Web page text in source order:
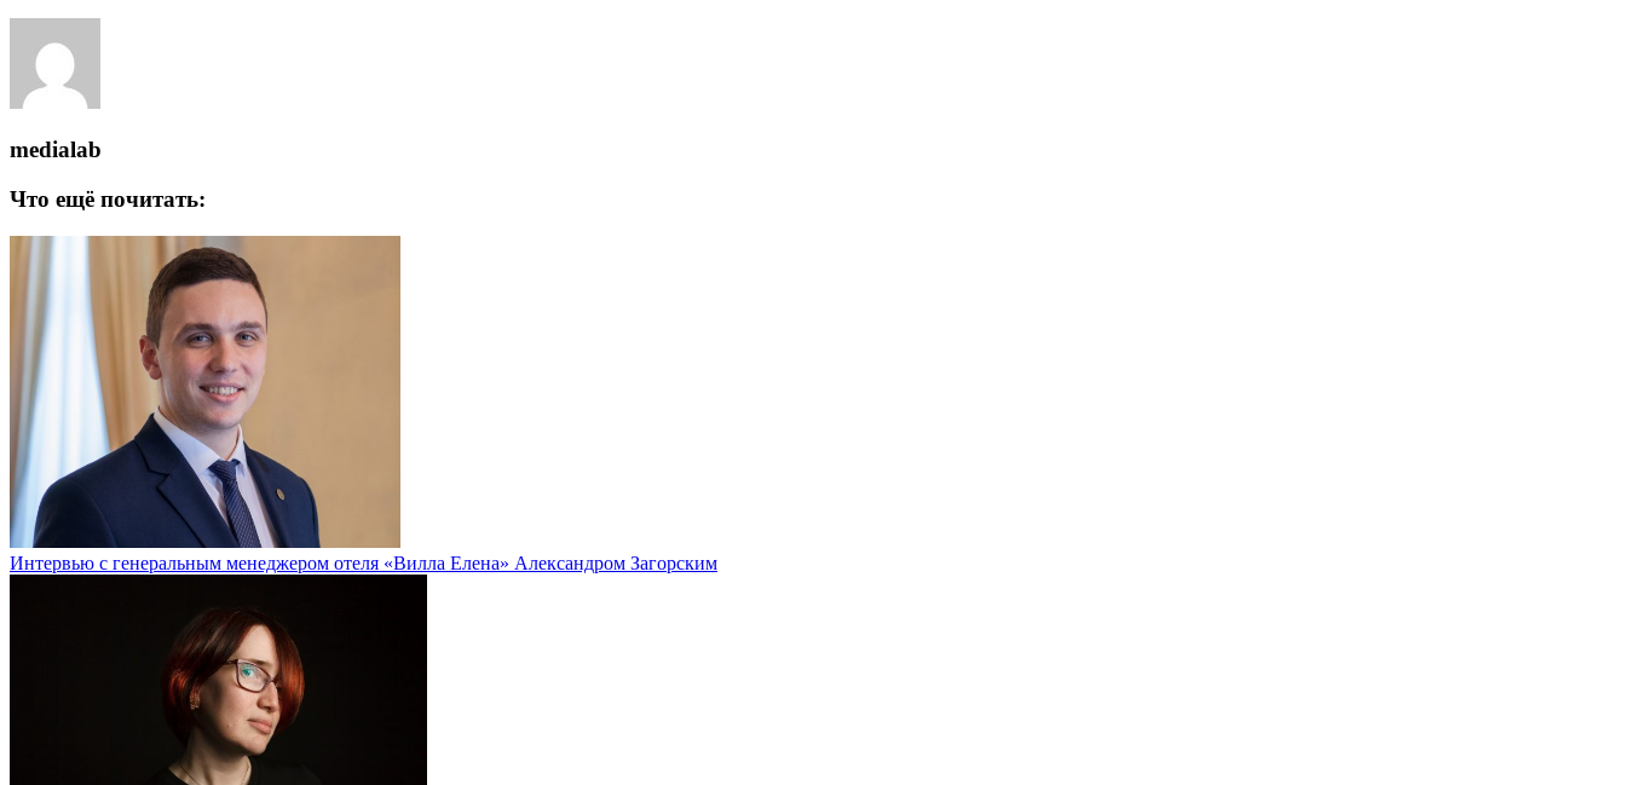
medialab
Что ещё почитать:
Интервью с генеральным менеджером отеля «Вилла Елена» Александром Загорским